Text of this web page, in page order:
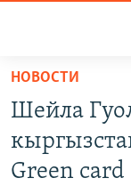
Вернуться
основному
содержанию
Вернутся
ВОЙНА В
НОВОСТИ
Шейла
Green card